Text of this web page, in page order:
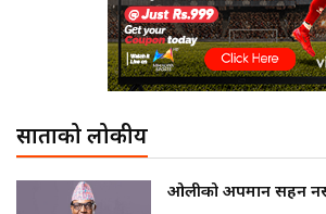
साताको लोकप्रीय
ओलीको अपमान सहन